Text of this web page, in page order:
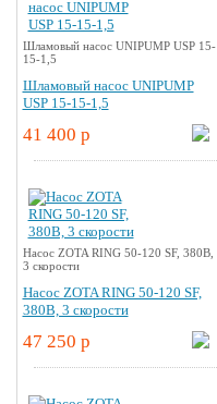
Шламовый насос UNIPUMP USP 15-
15-1,5
Шламовый насос UNIPUMP
USP 15-15-1,5
41 400 p
Насос ZOTA RING 50-120 SF, 380В,
3 скорости
Насос ZOTA RING 50-120 SF,
380В, 3 скорости
47 250 p